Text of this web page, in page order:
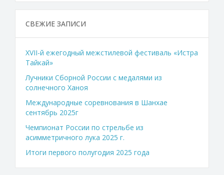
СВЕЖИЕ ЗАПИСИ
XVII-й ежегодный межстилевой фестиваль «Истра
Тайкай»
Лучники Сборной России с медалями из
солнечного Ханоя
Международные соревнования в Шанхае
сентябрь 2025г
Чемпионат России по стрельбе из
асимметричного лука 2025 г.
Итоги первого полугодия 2025 года